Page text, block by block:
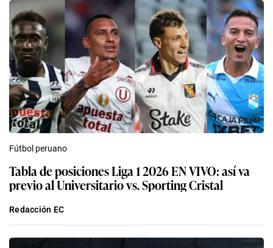
Fútbol peruano
Tabla de posiciones Liga 1 2026 EN VIVO: así va
previo al Universitario vs. Sporting Cristal
Redacción EC